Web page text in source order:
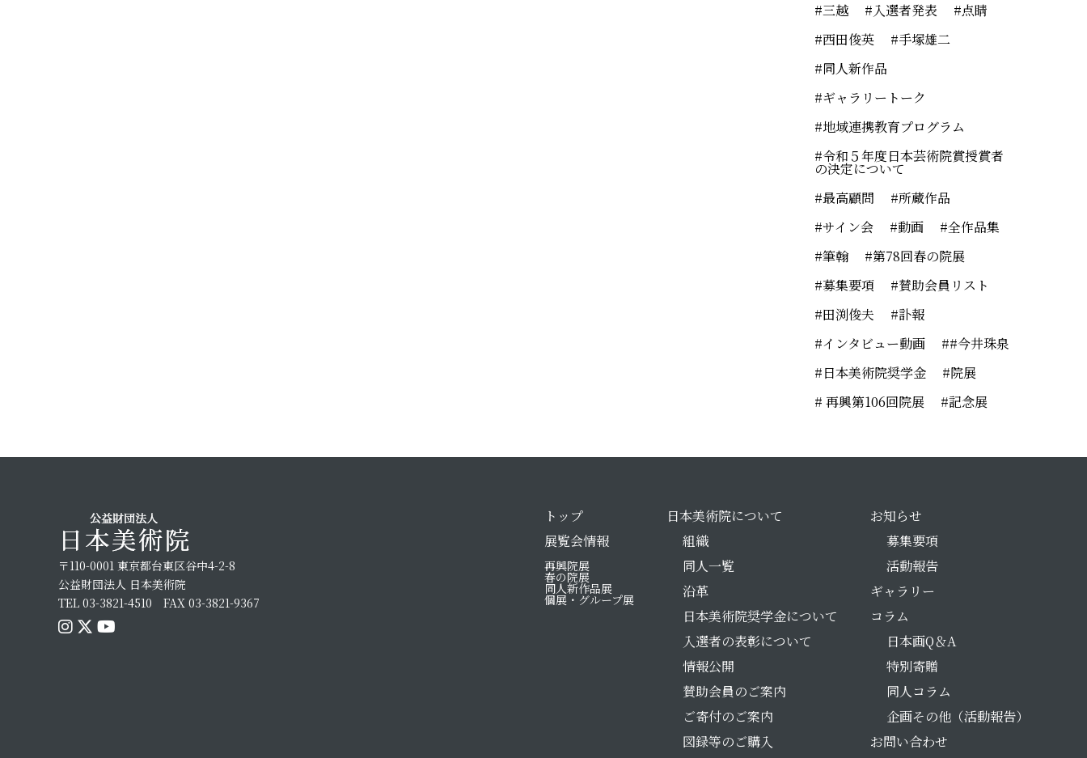
三越
入選者発表
点睛
西田俊英
手塚雄二
同人新作品
ギャラリートーク
地域連携教育プログラム
令和５年度日本芸術院賞授賞者
の決定について
最高顧問
所蔵作品
サイン会
動画
全作品集
筆翰
第78回春の院展
募集要項
賛助会員リスト
田渕俊夫
訃報
インタビュー動画
#今井珠泉
日本美術院奨学金
院展
再興第106回院展
記念展
〒110-0001 東京都台東区谷中4-2-8
公益財団法人 日本美術院
TEL 03-3821-4510 FAX 03-3821-9367
トップ
展覧会情報
再興院展
春の院展
同人新作品展
個展・グループ展
日本美術院について
組織
同人一覧
沿革
日本美術院奨学金について
入選者の表彰について
情報公開
賛助会員のご案内
ご寄付のご案内
図録等のご購入
お知らせ
募集要項
活動報告
ギャラリー
コラム
日本画Q＆A
特別寄贈
同人コラム
企画その他（活動報告）
お問い合わせ